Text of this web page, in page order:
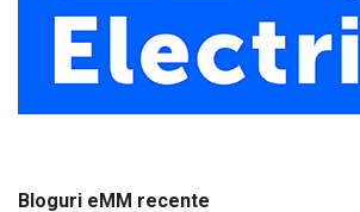
Bloguri eMM recente